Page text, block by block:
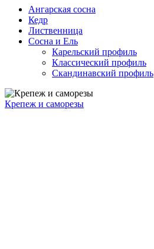
Ангарская сосна
Кедр
Лиственница
Сосна и Ель
Карельский профиль
Классический профиль
Скандинавский профиль
Крепеж и саморезы